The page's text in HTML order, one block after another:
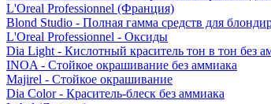
L'Oreal Professionnel (Франция)
Blond Studio - Полная гамма средств для
L'Oreal Professionnel - Оксиды
Dia Light - Кислотный краситель тон в тон без
INOA - Стойкое окрашивание без аммиака
Majirel - Стойкое окрашивание
Dia Color - Краситель-блеск без аммиака